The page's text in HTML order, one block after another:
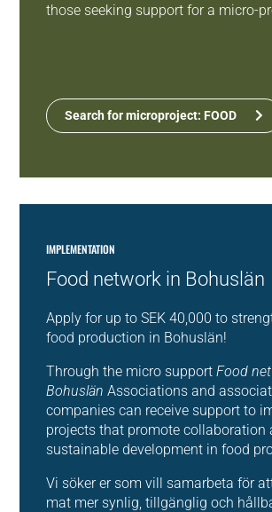
those seeking support for a micro-
Search for microproject: FOOD
IMPLEMENTATION
Food network in Bohuslän
Apply for up to SEK 40,000 to
food production in Bohuslän!
Through the micro supportFood
Bohuslän Associations and
companies can receive support to
projects that promote collaboration
sustainable development in food
Vi söker er som vill samarbeta för
mat mer synlig, tillgänglig och